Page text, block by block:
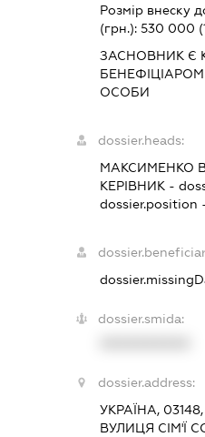
Розмір внеску
(грн.): 530 000
ЗАСНОВНИК Є
ОСОБИ
dossier.heads:
МАКСИМЕНКО
КЕРІВНИК -
dossier.position
dossier.smida:
dossier.address:
УКРАЇНА,
ВУЛИЦЯ СІМ'Ї